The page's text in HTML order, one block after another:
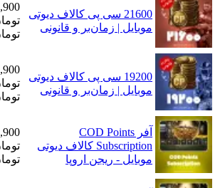
21600 سی پی کالاف دیوتی
موبایل | زمان‌بر و قانونی
74,066,900
تومان
تومان
19200 سی پی کالاف دیوتی
موبایل | زمان‌بر و قانونی
65,836,900
تومان
تومان
آفر COD Points
Subscription کالاف دیوتی
موبایل - ریجن اروپا
1,078,900
تومان